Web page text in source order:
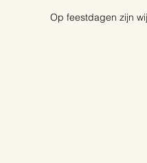
Op feestdagen zijn